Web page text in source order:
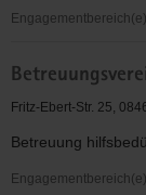
Vogtland
e.
Fritz-Ebert-Str. 25,
Betreuung